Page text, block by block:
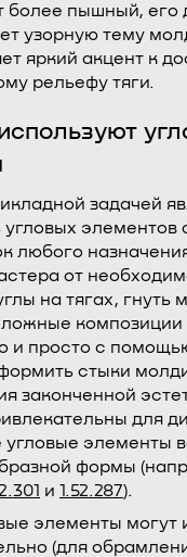
более пышный, его
узорную тему
яркий акцент к
рельефу тяги.
задачей
элементов
любого
от
на тягах, гнуть
композиции
и просто с
стыки
законченной
для
элементы
формы
и 1.52.287).
элементы могут
(для